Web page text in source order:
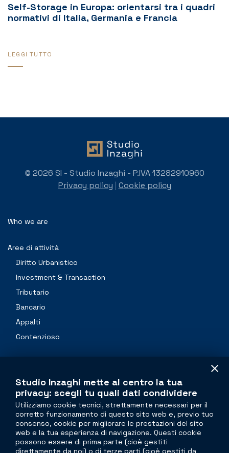
Self-Storage in Europa: orientarsi tra i quadri
normativi di Italia, Germania e Francia
LEGGI TUTTO
Who we are
Aree di attività
Diritto Urbanistico
Investment & Transaction
Tributario
Bancario
Appalti
Contenzioso
Contacts
The legal side ofreal estate
Torre Velasca
© 2026 SI - Studio Inzaghi - P.IVA 13282910960
Privacy policy | Cookie policy
Studio Inzaghi mette al centro la tua
privacy: scegli tu quali dati condividere
Utilizziamo cookie tecnici, strettamente necessari per il
corretto funzionamento di questo sito web e, previo tuo
consenso, cookie per migliorare le prestazioni del sito
web e la tua esperienza di navigazione. Questi cookie
possono essere di prima parte (cioè gestiti